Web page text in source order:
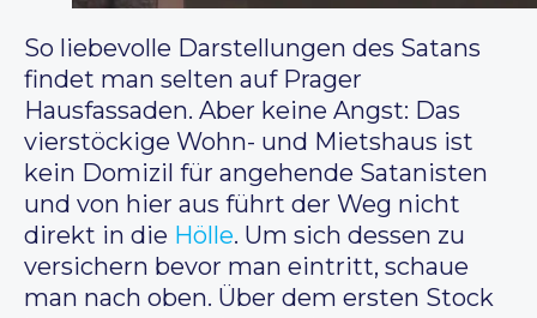
So liebevolle Darstellungen des Satans
findet man selten auf Prager
Hausfassaden. Aber keine Angst: Das
vierstöckige Wohn- und Mietshaus ist
kein Domizil für angehende Satanisten
und von hier aus führt der Weg nicht
direkt in die Hölle. Um sich dessen zu
versichern bevor man eintritt, schaue
man nach oben. Über dem ersten Stock